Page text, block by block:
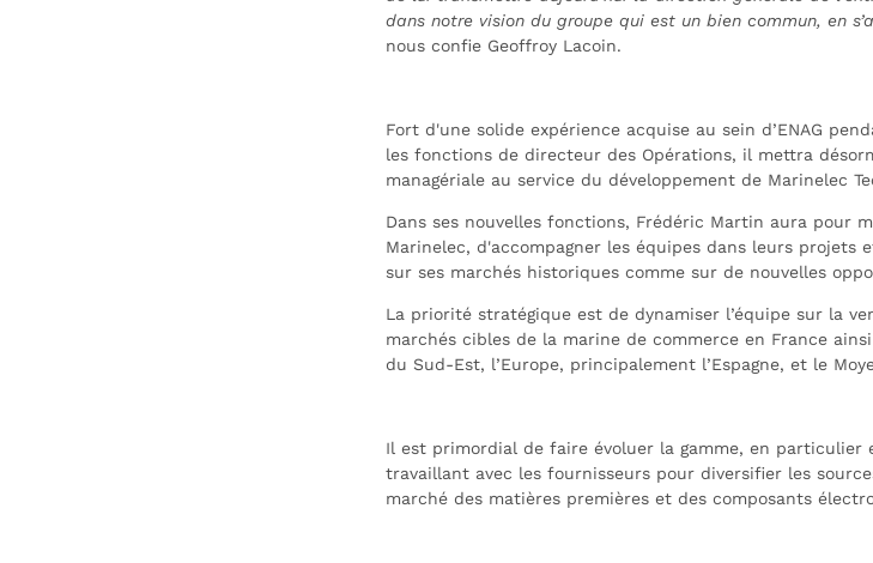
dans notre vision du groupe qui est un bien commun, en
nous confie Geoffroy Lacoin.
Fort d'une solide expérience acquise au sein d’ENAG
les fonctions de directeur des Opérations, il mettra
managériale au service du développement de Marinelec
Dans ses nouvelles fonctions, Frédéric Martin aura pour
Marinelec, d'accompagner les équipes dans leurs
sur ses marchés historiques comme sur de nouvelles
La priorité stratégique est de dynamiser l’équipe sur la
marchés cibles de la marine de commerce en France
du Sud-Est, l’Europe, principalement l’Espagne, et le
Il est primordial de faire évoluer la gamme, en
travaillant avec les fournisseurs pour diversifier les
marché des matières premières et des composants